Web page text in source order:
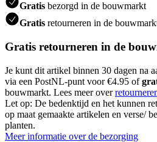
Gratis bezorgd in de bouwmarkt
Gratis retourneren in de
Gratis retourneren in de
Je kunt dit artikel binnen 30 dagen na
via een PostNL-punt voor €4.95 of
bouwmarkt. Lees meer over
Let op: De bedenktijd en het kunnen
op maat gemaakte artikelen en verse/
planten.
Meer informatie over de bezorging